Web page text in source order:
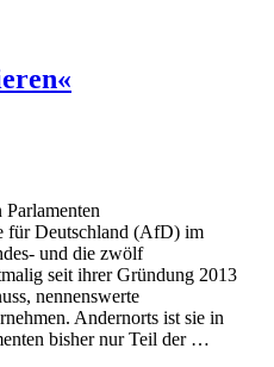
für Deutschland (AfD) im
und die zwölf
seit ihrer Gründung 2013
nennenswerte
Andernorts ist sie in
bisher nur Teil der …